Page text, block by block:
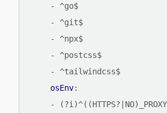
- ^go$
- ^git$
- ^npx$
- ^postcss$
- ^tailwindcss$
osEnv:
-